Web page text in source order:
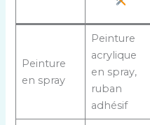
Peinture
en spray
Peinture
acrylique
en spray,
ruban
adhésif